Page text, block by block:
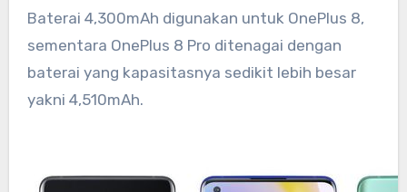
Baterai 4,300mAh digunakan untuk OnePlus 8,
sementara OnePlus 8 Pro ditenagai dengan
baterai yang kapasitasnya sedikit lebih besar
yakni 4,510mAh.